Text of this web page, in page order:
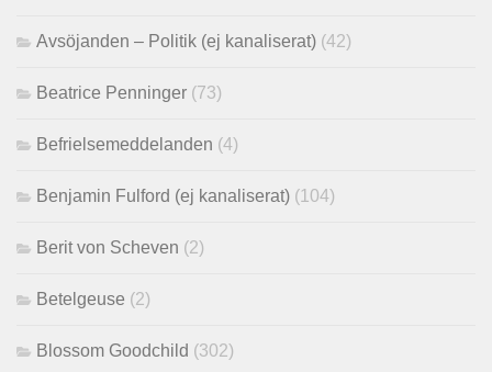
Avsöjanden – Politik (ej kanaliserat) (42)
Beatrice Penninger (73)
Befrielsemeddelanden (4)
Benjamin Fulford (ej kanaliserat) (104)
Berit von Scheven (2)
Betelgeuse (2)
Blossom Goodchild (302)